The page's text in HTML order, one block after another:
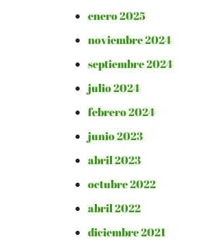
enero 2025
noviembre 2024
septiembre 2024
julio 2024
febrero 2024
junio 2023
abril 2023
octubre 2022
abril 2022
diciembre 2021